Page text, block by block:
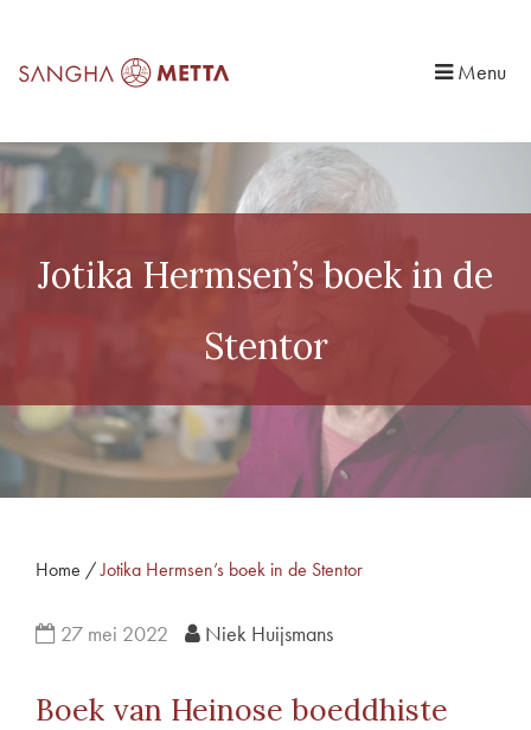
Menu
Jotika Hermsen’s boek in de
Stentor
Home /Jotika Hermsen’s boek in de Stentor
27 mei 2022 Niek Huijsmans
Boek van Heinose boeddhiste